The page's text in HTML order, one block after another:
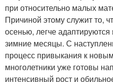
при относительно малых
Причиной этому служит то,
осенью, легче
зимние месяцы. С
процесс привыкания к
многолетники уже готовы
интенсивный рост и